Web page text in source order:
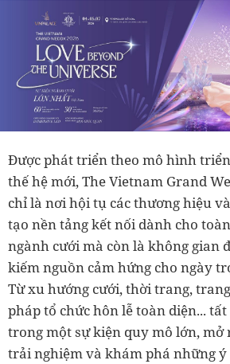
Được phát triển theo mô hình
thế hệ mới, The Vietnam Grand
chỉ là nơi hội tụ các thương hiệu
tạo nền tảng kết nối dành cho
ngành cưới mà còn là không gian
kiếm nguồn cảm hứng cho ngày
Từ xu hướng cưới, thời trang,
pháp tổ chức hôn lễ toàn diện...
trong một sự kiện quy mô lớn, mở
trải nghiệm và khám phá những ý